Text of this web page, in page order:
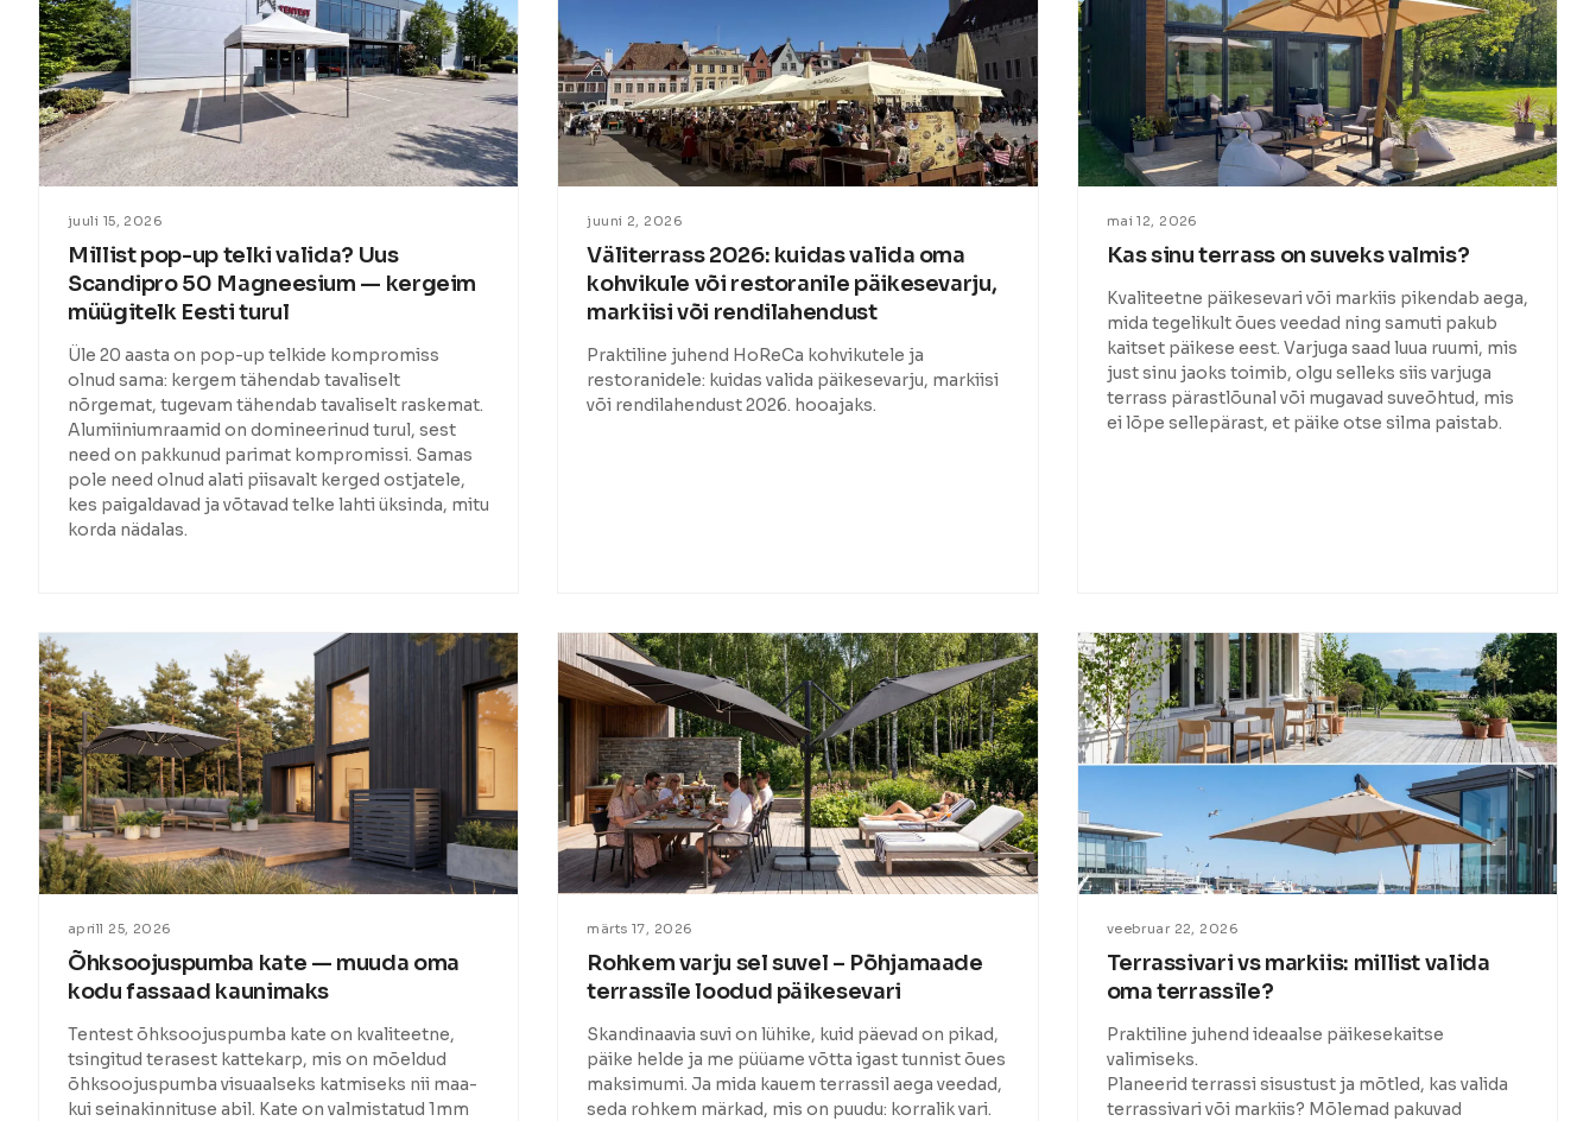
juuli 15, 2026
Millist pop-up telki valida? Uus
Scandipro 50 Magneesium — kergeim
müügitelk Eesti turul
Üle 20 aasta on pop-up telkide kompromiss
olnud sama: kergem tähendab tavaliselt
nõrgemat, tugevam tähendab tavaliselt raskemat.
Alumiiniumraamid on domineerinud turul, sest
need on pakkunud parimat kompromissi. Samas
pole need olnud alati piisavalt kerged ostjatele,
kes paigaldavad ja võtavad telke lahti üksinda, mitu
korda nädalas.
juuni 2, 2026
Väliterrass 2026: kuidas valida oma
kohvikule või restoranile päikesevarju,
markiisi või rendilahendust
Praktiline juhend HoReCa kohvikutele ja
restoranidele: kuidas valida päikesevarju, markiisi
või rendilahendust 2026. hooajaks.
mai 12, 2026
Kas sinu terrass on suveks valmis?
Kvaliteetne päikesevari või markiis pikendab aega,
mida tegelikult õues veedad ning samuti pakub
kaitset päikese eest. Varjuga saad luua ruumi, mis
just sinu jaoks toimib, olgu selleks siis varjuga
terrass pärastlõunal või mugavad suveõhtud, mis
ei lõpe sellepärast, et päike otse silma paistab.
aprill 25, 2026
Õhksoojuspumba kate — muuda oma
kodu fassaad kaunimaks
Tentest õhksoojuspumba kate on kvaliteetne,
tsingitud terasest kattekarp, mis on mõeldud
õhksoojuspumba visuaalseks katmiseks nii maa-
kui seinakinnituse abil. Kate on valmistatud 1mm
märts 17, 2026
Rohkem varju sel suvel – Põhjamaade
terrassile loodud päikesevari
Skandinaavia suvi on lühike, kuid päevad on pikad,
päike helde ja me püüame võtta igast tunnist õues
maksimumi. Ja mida kauem terrassil aega veedad,
seda rohkem märkad, mis on puudu: korralik vari.
veebruar 22, 2026
Terrassivari vs markiis: millist valida
oma terrassile?
Praktiline juhend ideaalse päikesekaitse
valimiseks.
Planeerid terrassi sisustust ja mõtled, kas valida
terrassivari või markiis? Mõlemad pakuvad